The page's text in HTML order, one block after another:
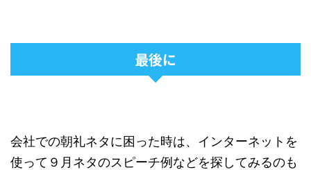
最後に
会社での朝礼ネタに困った時は、インターネットを
使って９月ネタのスピーチ例などを探してみるのも